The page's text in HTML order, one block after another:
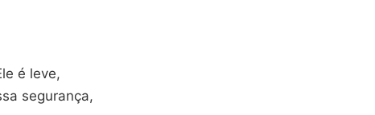
é leve,
segurança,